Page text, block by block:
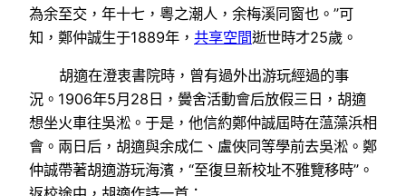
為余至交，年十七，粵之潮人，余梅溪同窗也。”可
知，鄭仲誠生于1889年， 共享空間逝世時才25歲。
胡適在澄衷書院時，曾有過外出游玩經過的事
況。1906年5月28日，黌舍活動會后放假三日，胡適
想坐火車往吳淞。于是，他信約鄭仲誠屆時在蕰藻浜相
會。兩日后，胡適與余成仁、盧俠同等學前去吳淞。鄭
仲誠帶著胡適游玩海濱，“至復旦新校址不雅覽移時”。